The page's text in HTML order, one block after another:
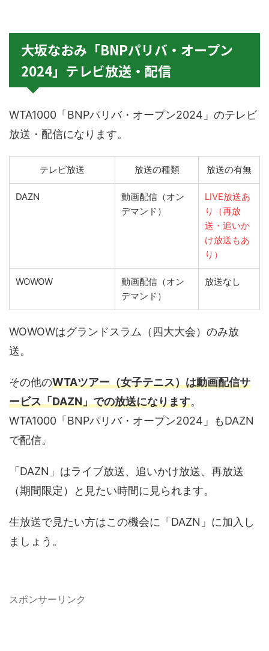
大坂なおみ「BNPパリバ・オープン
2024」テレビ放送・配信
WTA1000「BNPパリバ・オープン2024」のテレビ
放送・配信になります。
テレビ放送 放送の種類 放送の有無
DAZN
動画配信（オン
デマンド）
LIVE放送あ
り（再放
送・追いか
け放送もあ
り）
WOWOW
動画配信（オン
デマンド）
放送なし
WOWOWはグランドスラム（四大大会）のみ放
送。
その他のWTAツアー（女子テニス）は動画配信サ
ービス「DAZN」での放送になります。
WTA1000「BNPパリバ・オープン2024」もDAZN
で配信。
「DAZN」はライブ放送、追いかけ放送、再放送
（期間限定）と見たい時間に見られます。
生放送で見たい方はこの機会に「DAZN」に加入し
ましょう。
スポンサーリンク